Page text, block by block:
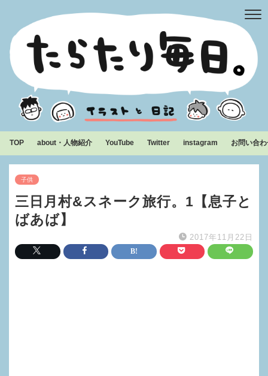
TOP about・人物紹介 YouTube Twitter instagram お問い合
子供
三日月村&スネーク旅行。1【息子と
ばあば】
2017年11月22日